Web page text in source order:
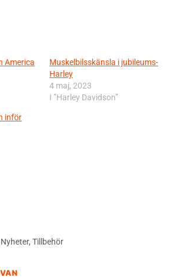
America
Muskelbilsskänsla i jubileums-
Harley
4 maj, 2023
I ”Harley Davidson”
inför
Nyheter, Tillbehör